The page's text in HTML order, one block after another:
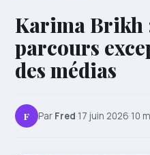
Karima Brikh
parcours
des médias
F Par Fred·17 juin 2026·10